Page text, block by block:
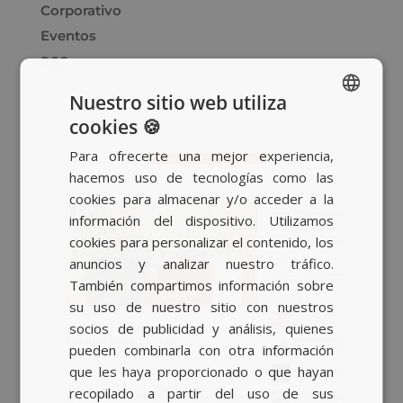
Corporativo
Eventos
RSC
BASQUE
ENGLISH
Nuestro sitio web utiliza
cookies 🍪
Para ofrecerte una mejor experiencia,
hacemos uso de tecnologías como las
cookies para almacenar y/o acceder a la
información del dispositivo. Utilizamos
cookies para personalizar el contenido, los
anuncios y analizar nuestro tráfico.
También compartimos información sobre
su uso de nuestro sitio con nuestros
socios de publicidad y análisis, quienes
pueden combinarla con otra información
que les haya proporcionado o que hayan
recopilado a partir del uso de sus